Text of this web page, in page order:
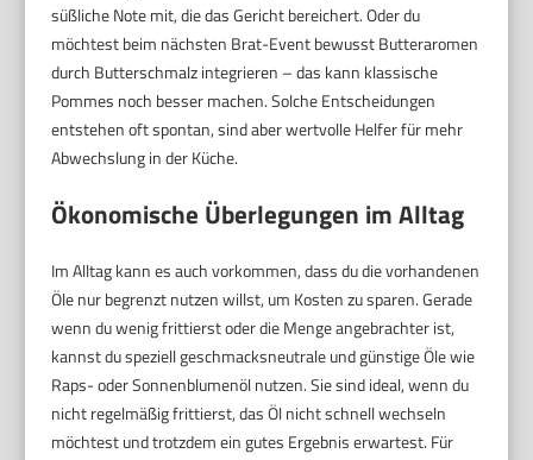
süßliche Note mit, die das Gericht bereichert. Oder du
möchtest beim nächsten Brat-Event bewusst Butteraromen
durch Butterschmalz integrieren – das kann klassische
Pommes noch besser machen. Solche Entscheidungen
entstehen oft spontan, sind aber wertvolle Helfer für mehr
Abwechslung in der Küche.
Ökonomische Überlegungen im Alltag
Im Alltag kann es auch vorkommen, dass du die vorhandenen
Öle nur begrenzt nutzen willst, um Kosten zu sparen. Gerade
wenn du wenig frittierst oder die Menge angebrachter ist,
kannst du speziell geschmacksneutrale und günstige Öle wie
Raps- oder Sonnenblumenöl nutzen. Sie sind ideal, wenn du
nicht regelmäßig frittierst, das Öl nicht schnell wechseln
möchtest und trotzdem ein gutes Ergebnis erwartest. Für